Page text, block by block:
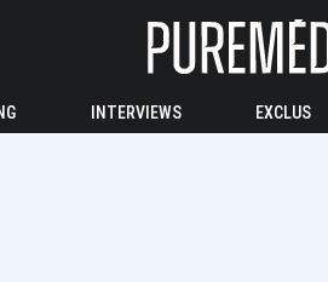
INTERVIEWS EXCLUS